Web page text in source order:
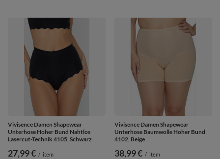
Vivisence Damen Shapewear
Unterhose Hoher Bund Nahtlos
Lasercut-Technik 4105, Schwarz
27,99 € / item
Vivisence Damen Shapewear
Unterhose Baumwolle Hoher Bund
4102, Beige
38,99 € / item